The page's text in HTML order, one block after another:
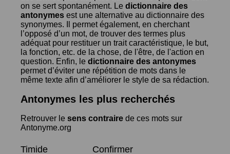
on se sert spontanément. Le dictionnaire des
antonymes est une alternative au dictionnaire des
synonymes. Il permet également, en cherchant
l’opposé d’un mot, de trouver des termes plus
adéquat pour restituer un trait caractéristique, le but,
la fonction, etc. de la chose, de l'être, de l'action en
question. Enfin, le dictionnaire des antonymes
permet d’éviter une répétition de mots dans le
même texte afin d’améliorer le style de sa rédaction.
Antonymes les plus recherchés
Retrouver le sens contraire de ces mots sur
Antonyme.org
Timide Confirmer